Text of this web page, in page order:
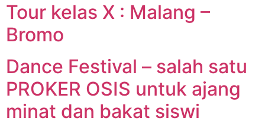
Tour kelas X : Malang –
Bromo
Dance Festival – salah satu
PROKER OSIS untuk ajang
minat dan bakat siswi